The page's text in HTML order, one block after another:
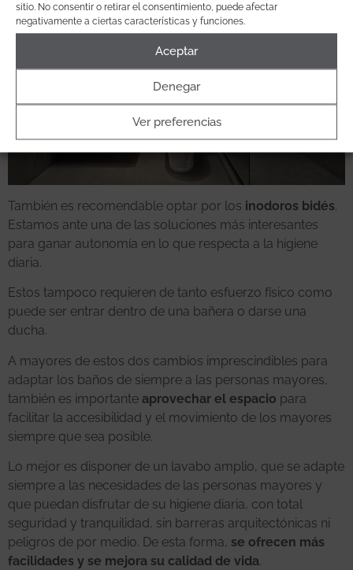
sitio. No consentir o retirar el consentimiento, puede afectar
negativamente a ciertas características y funciones.
Aceptar
Denegar
Ver preferencias
También es recomendable optar por los inodoros bidés.
Estamos ante una de las soluciones más interesantes
para ganar autonomía en lo que respecta a la higiene
diaria.
Estos tampoco requieren de tanto esfuerzo físico como
puede ser entrar dentro de una bañera o darse una
ducha.
A mayores de estos dos cambios imprescindibles para
adaptar los baños de siempre a las personas mayores,
también es importante aprovechar el espacio para
facilitar la accesibilidad y el movimiento de los mayores
siempre que sea posible.
Lo mejor es disponer de un lavabo amplio, que se adapte
siempre a las necesidades de las personas mayores y
que puedan disfrutar de su higiene diaria, con total
seguridad y tranquilidad, sin barreras arquitectónicas ni
peligros de por medio. De esta forma, se ofrecen más
facilidades y se mejora su calidad de vida.